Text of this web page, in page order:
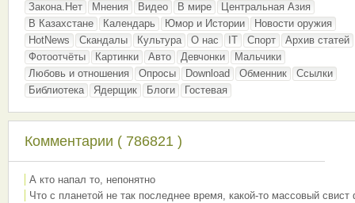
Закона.Нет
Мнения Видео В мире
Центральная Азия
В Казахстане
Календарь Юмор и Истории
Новости оружия
HotNews
Скандалы Культура О нас IT Спорт
Архив статей
Фотоотчёты
Картинки Авто Девчонки
Мальчики
Любовь и отношения
Опросы Download Обменник
Ссылки
Библиотека
Ядерщик Блоги Гостевая
Комментарии ( 786821 )
А кто напал то, непонятно
Что с планетой не так последнее время, какой-то массовый свист